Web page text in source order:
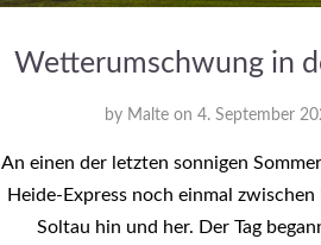
Wetterumschwung in
by Malte on4. September
An einen der letzten sonnigen
Heide-Express noch einmal zwischen
Soltau hin und her. Der Tag